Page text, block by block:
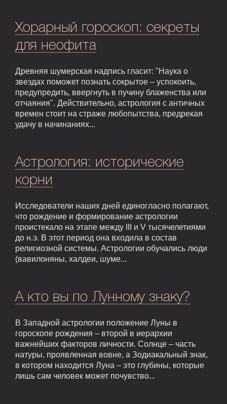
Хорарный гороскоп: секреты
для неофита
Древняя шумерская надпись гласит: "Наука о
звездах поможет познать сокрытое – успокоить,
предупредить, ввергнуть в пучину блаженства или
отчаяния". Действительно, астрология с античных
времен стоит на страже любопытства, предрекая
удачу в начинаниях...
Астрология: исторические
корни
Исследователи наших дней единогласно полагают,
что рождение и формирование астрологии
проистекало на этапе между III и V тысячелетиями
до н.э. В этот период она входила в состав
религиозной системы. Астрологии обучались люди
(вавилоняны, халдеи, шуме...
А кто вы по Лунному знаку?
В Западной астрологии положение Луны в
гороскопе рождения – второй в иерархии
важнейших факторов личности. Солнце – часть
натуры, проявленная вовне, а Зодиакальный знак,
в котором находится Луна – это глубины, которые
лишь сам человек может почувство...